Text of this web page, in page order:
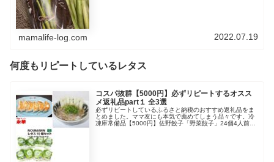
mamalife-log.com 2022.07.19
何度もリピートしているレタス
コスパ抜群【5000円】必ずリピートするオスス
メ返礼品part１ 全3選
必ずリピートしているふるさと納税のおすすめ返礼品をま
とめました。ママ友にも本気で薦めてしまう品々です。冷
凍庫常備品【5000円】佐野餃子「野菜餃子」24個4人前×2